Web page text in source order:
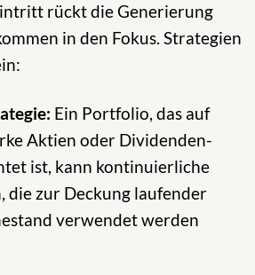
rückt die Generierung
in den Fokus. Strategien
Ein Portfolio, das auf
Aktien oder Dividenden-
ist, kann kontinuierliche
die zur Deckung laufender
verwendet werden